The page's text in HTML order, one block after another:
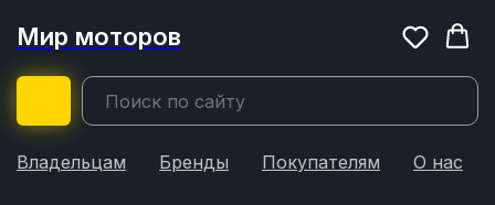
Мир моторов
Владельцам Бренды Покупателям О нас